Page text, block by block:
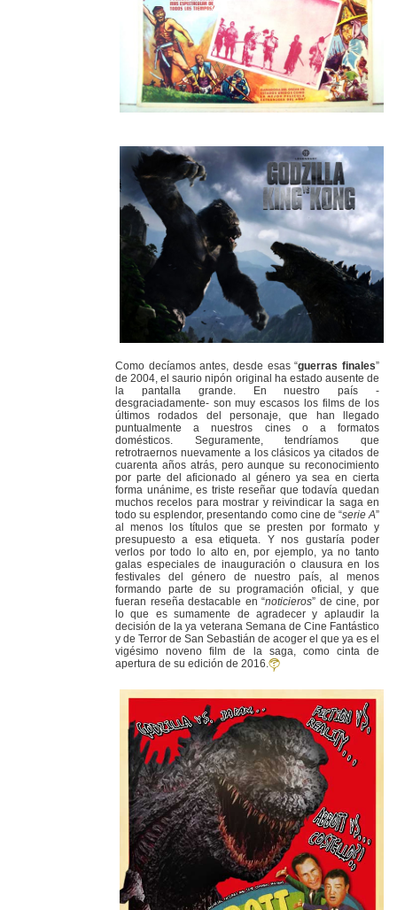
Como decíamos antes, desde esas “guerras finales”
de 2004, el saurio nipón original ha estado ausente de
la pantalla grande. En nuestro país -
desgraciadamente- son muy escasos los films de los
últimos rodados del personaje, que han llegado
puntualmente a nuestros cines o a formatos
domésticos. Seguramente, tendríamos que
retrotraernos nuevamente a los clásicos ya citados de
cuarenta años atrás, pero aunque su reconocimiento
por parte del aficionado al género ya sea en cierta
forma unánime, es triste reseñar que todavía quedan
muchos recelos para mostrar y reivindicar la saga en
todo su esplendor, presentando como cine de “serie A”
al menos los títulos que se presten por formato y
presupuesto a esa etiqueta. Y nos gustaría poder
verlos por todo lo alto en, por ejemplo, ya no tanto
galas especiales de inauguración o clausura en los
festivales del género de nuestro país, al menos
formando parte de su programación oficial, y que
fueran reseña destacable en “noticieros” de cine, por
lo que es sumamente de agradecer y aplaudir la
decisión de la ya veterana Semana de Cine Fantástico
y de Terror de San Sebastián de acoger el que ya es el
vigésimo noveno film de la saga, como cinta de
apertura de su edición de 2016.